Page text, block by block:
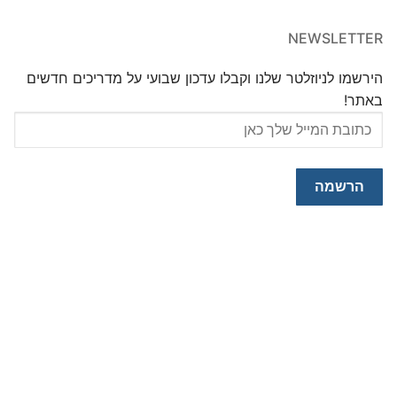
NEWSLETTER
הירשמו לניוזלטר שלנו וקבלו עדכון שבועי על מדריכים חדשים
באתר!